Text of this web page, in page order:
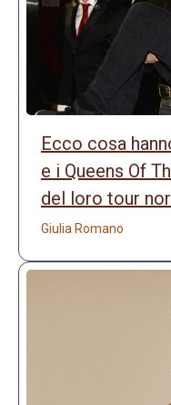
Ecco cosa
e i Queens Of
del loro tour
Giulia Romano